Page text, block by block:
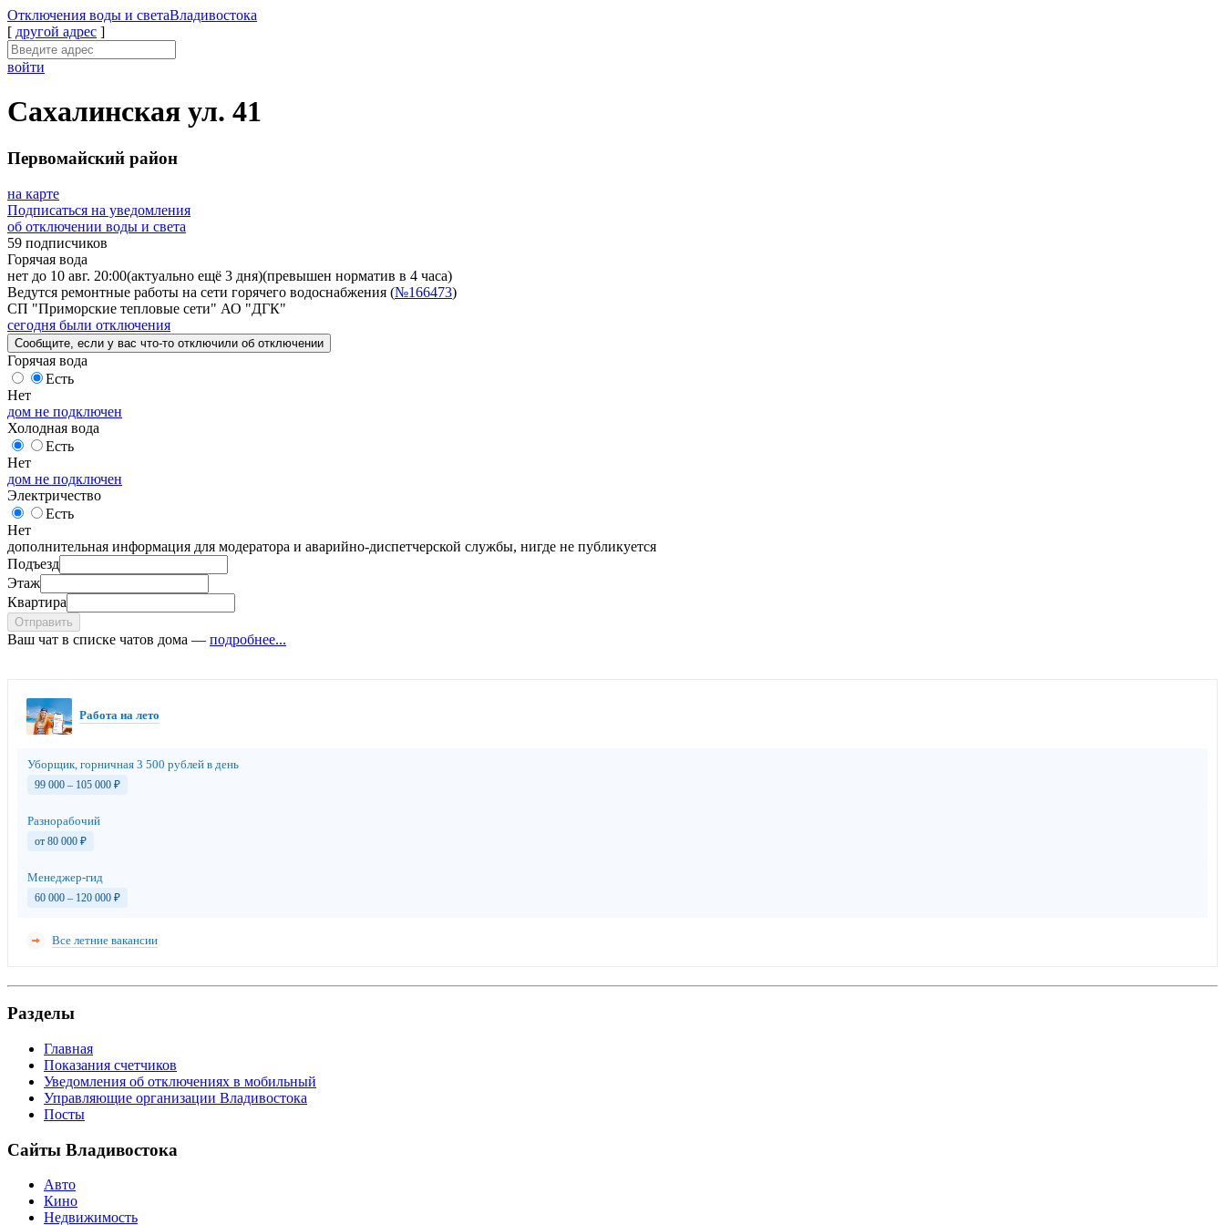
Отключения воды и светаВладивостока
[ другой адрес ]
войти
Сахалинская ул. 41
Первомайский район
на карте
Подписаться на уведомления
об отключении воды и света
59 подписчиков
Горячая вода
нет до 10 авг. 20:00(актуально ещё 3 дня)(превышен норматив в 4 часа)
Ведутся ремонтные работы на сети горячего водоснабжения (№166473)
СП "Приморские тепловые сети" АО "ДГК"
сегодня были отключения
Сообщите , если у вас что-то отключили об отключении
Горячая вода
Есть
Нет
дом не подключен
Холодная вода
Есть
Нет
дом не подключен
Электричество
Есть
Нет
дополнительная информация для модератора и аварийно-диспетчерской службы, нигде не публикуется
Подъезд
Этаж
Квартира
Отправить
Ваш чат в списке чатов дома — подробнее...
Работа на лето
Уборщик, горничная 3 500 рублей в день
99 000 – 105 000 ₽
Разнорабочий
от 80 000 ₽
Менеджер-гид
60 000 – 120 000 ₽
Все летние вакансии
Разделы
Главная
Показания счетчиков
Уведомления об отключениях в мобильный
Управляющие организации Владивостока
Посты
Сайты Владивостока
Авто
Кино
Недвижимость